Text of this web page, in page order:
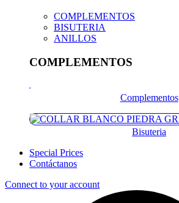
COMPLEMENTOS
BISUTERIA
ANILLOS
COMPLEMENTOS
Complementos
Bisuteria
Special Prices
Contáctanos
Connect to your account